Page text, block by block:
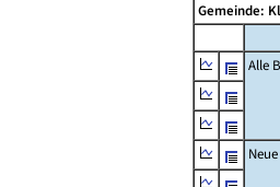
Gemeinde:
Alle